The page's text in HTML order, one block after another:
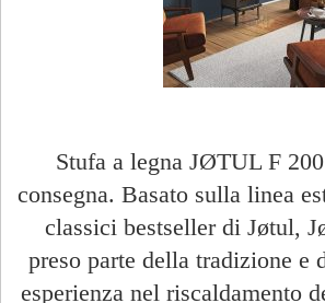
Stufa a legna JØTUL F
consegna. Basato sulla linea
classici bestseller di Jøtul,
preso parte della tradizione e
esperienza nel riscaldamento